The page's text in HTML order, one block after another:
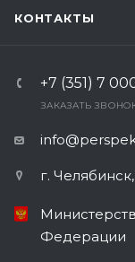
КОНТАКТЫ
+7 (351) 7
ЗАКАЗАТЬ
г.
Федерации